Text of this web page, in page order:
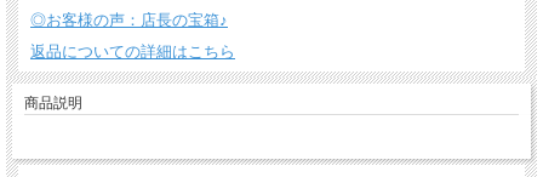
◎お客様の声：店長の宝箱♪
返品についての詳細はこちら
商品説明